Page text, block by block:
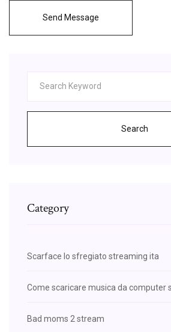
Send Message
Search
Category
Scarface lo sfregiato streaming ita
Come scaricare musica da computer
Bad moms 2 stream